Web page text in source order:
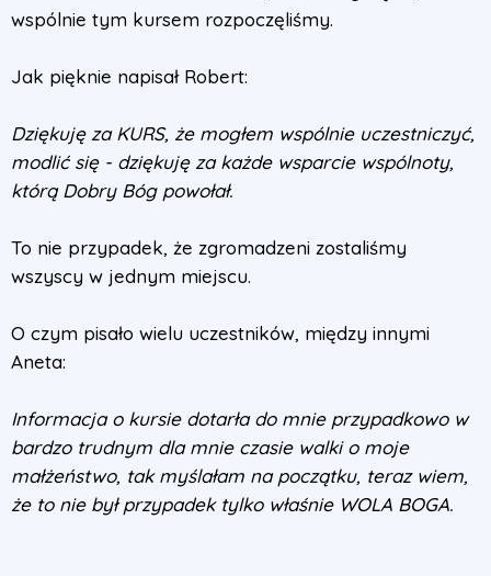
wspólnie tym kursem rozpoczęliśmy.
Jak pięknie napisał Robert:
Dziękuję za KURS, że mogłem wspólnie uczestniczyć,
modlić się - dziękuję za każde wsparcie wspólnoty,
którą Dobry Bóg powołał.
To nie przypadek, że zgromadzeni zostaliśmy
wszyscy w jednym miejscu.
O czym pisało wielu uczestników, między innymi
Aneta:
Informacja o kursie dotarła do mnie przypadkowo w
bardzo trudnym dla mnie czasie walki o moje
małżeństwo, tak myślałam na początku, teraz wiem,
że to nie był przypadek tylko właśnie WOLA BOGA.